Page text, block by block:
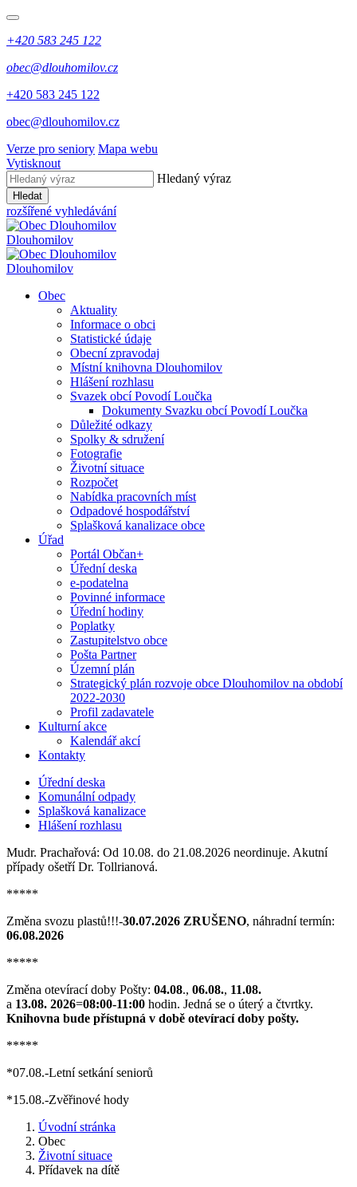
+420 583 245 122
obec@dlouhomilov.cz
+420 583 245 122
obec@dlouhomilov.cz
Verze pro seniory Mapa webu
Vytisknout
Hledaný výraz
Hledat
rozšířené vyhledávání
Dlouhomilov
Dlouhomilov
Obec
Aktuality
Informace o obci
Statistické údaje
Obecní zpravodaj
Místní knihovna Dlouhomilov
Hlášení rozhlasu
Svazek obcí Povodí Loučka
Dokumenty Svazku obcí Povodí Loučka
Důležité odkazy
Spolky & sdružení
Fotografie
Životní situace
Rozpočet
Nabídka pracovních míst
Odpadové hospodářství
Splašková kanalizace obce
Úřad
Portál Občan+
Úřední deska
e-podatelna
Povinné informace
Úřední hodiny
Poplatky
Zastupitelstvo obce
Pošta Partner
Územní plán
Strategický plán rozvoje obce Dlouhomilov na období
2022-2030
Profil zadavatele
Kulturní akce
Kalendář akcí
Kontakty
Úřední deska
Komunální odpady
Splašková kanalizace
Hlášení rozhlasu
Mudr. Prachařová: Od 10.08. do 21.08.2026 neordinuje. Akutní
případy ošetří Dr. Tollrianová.
*****
Změna svozu plastů!!!-30.07.2026 ZRUŠENO, náhradní termín:
06.08.2026
*****
Změna otevírací doby Pošty: 04.08., 06.08., 11.08.
a 13.08. 2026=08:00-11:00 hodin. Jedná se o úterý a čtvrtky.
Knihovna bude přístupná v době otevírací doby pošty.
*****
*07.08.-Letní setkání seniorů
*15.08.-Zvěřinové hody
Úvodní stránka
Obec
Životní situace
Přídavek na dítě